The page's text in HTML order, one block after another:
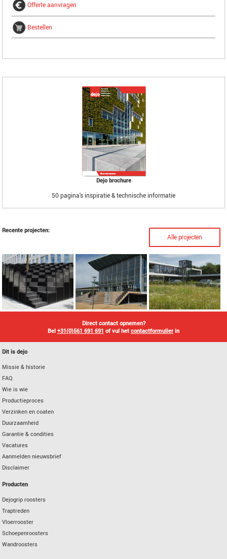
Offerte aanvragen
Bestellen
Dejo brochure
50 pagina's inspiratie & technische informatie
Alle projecten
Recente projecten:
Escher-look met roosters
Staal met hout, een
duurzame combinatie
Roosters rondom
luchtbehandeling
Direct contact opnemen?
Bel +31(0)561 691 691 of vul het contactformulier in
Dit is dejo
Missie & historie
FAQ
Wie is wie
Productieproces
Verzinken en coaten
Duurzaamheid
Garantie & condities
Vacatures
Aanmelden nieuwsbrief
Disclaimer
Producten
Dejogrip roosters
Traptreden
Vloerrooster
Schoepenroosters
Wandroosters